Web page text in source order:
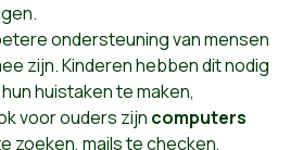
ondersteuning van mensen
zijn. Kinderen hebben dit nodig
huistaken te maken,
voor ouders zijn computers
zoeken, mails te checken,